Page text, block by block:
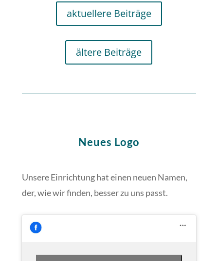
aktuellere Beiträge
ältere Beiträge
Neues Logo
Unsere Einrichtung hat einen neuen Namen,
der, wie wir finden, besser zu uns passt.